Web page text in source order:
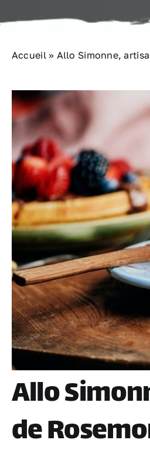
Accueil» Allo Simonne,
Allo
de